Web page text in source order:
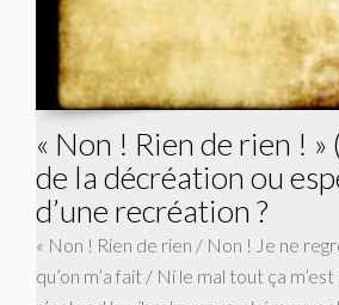
« Non ! Rien de rien ! »
de la décréation ou
d’une recréation ?
« Non ! Rien de rien / Non ! Je ne
qu’on m’a fait / Ni le mal tout ça